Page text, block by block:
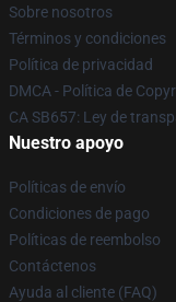
Sobre nosotros
Términos y condiciones
Política de privacidad
DMCA - Política de
CA SB657: Ley de
Nuestro apoyo
Políticas de envío
Condiciones de pago
Políticas de reembolso
Contáctenos
Ayuda al cliente (FAQ)